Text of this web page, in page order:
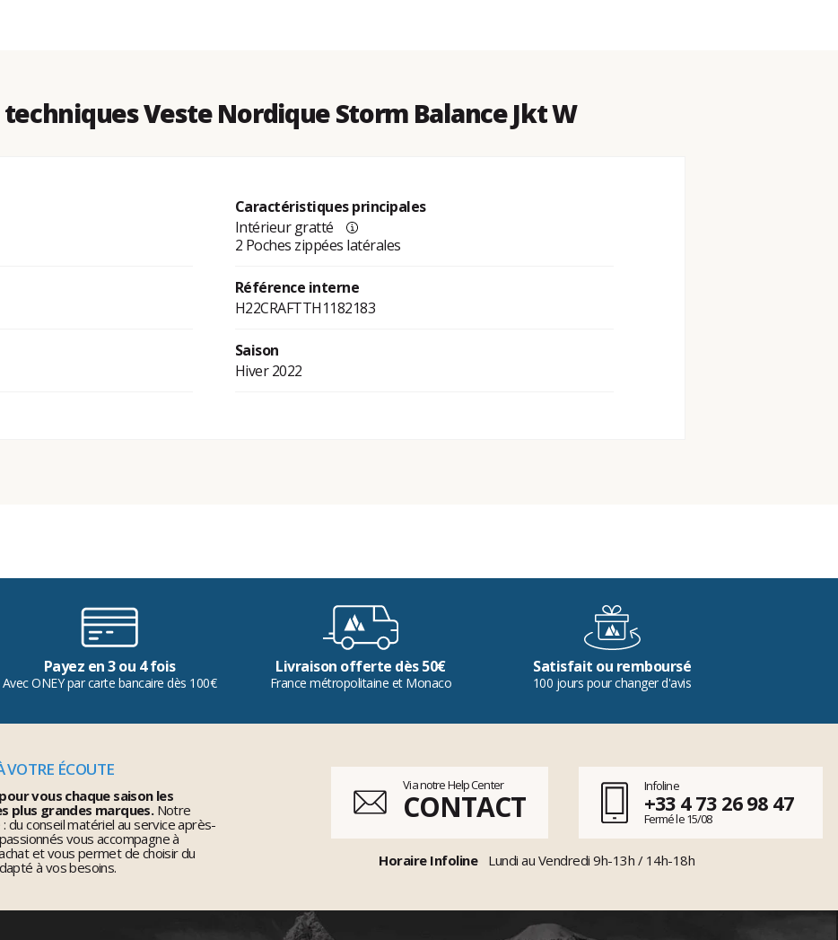
Veste Nordique Storm Balance Jkt W
Caractéristiques principales
Intérieur gratté
2 Poches zippées latérales
Référence interne
H22CRAFTTH1182183
Saison
Hiver 2022
Payez en 3 ou 4 fois
Avec ONEY par carte bancaire dès 100€
Livraison offerte dès 50€
France métropolitaine et Monaco
Satisfait ou remboursé
100 jours pour changer d'avis
VOTRE ÉCOUTE
vous chaque saison les
plus grandes marques.Notre
du conseil matériel au service après-
vous accompagne à
et vous permet de choisir du
à vos besoins.
Via notre Help Center
CONTACT
Infoline
+33 4 73 26 98 47
Fermé le 15/08
Horaire Infoline Lundi au Vendredi 9h-13h / 14h-18h